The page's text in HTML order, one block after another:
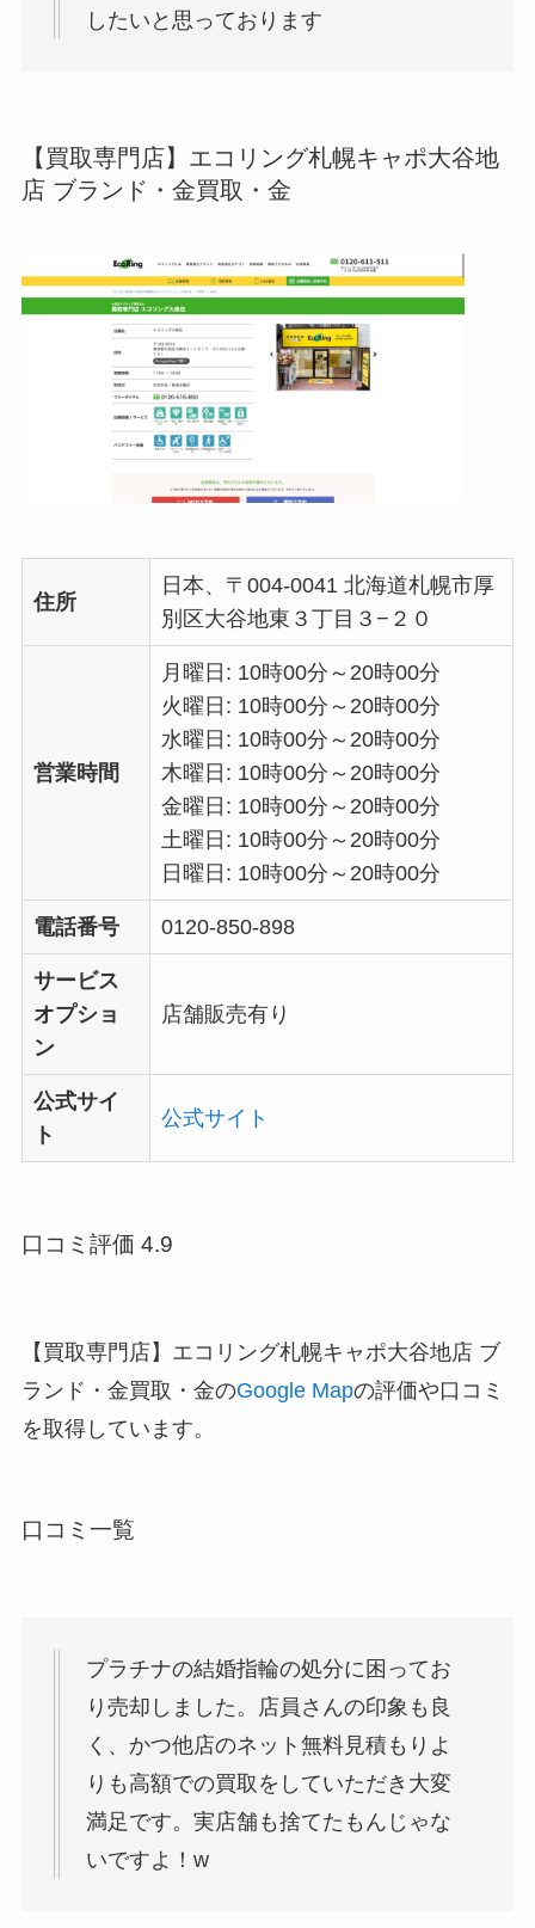
したいと思っております
【買取専門店】エコリング札幌キャポ大谷地
店 ブランド・金買取・金
住所
日本、〒004-0041 北海道札幌市厚
別区大谷地東３丁目３−２０
営業時間
月曜日: 10時00分～20時00分
火曜日: 10時00分～20時00分
水曜日: 10時00分～20時00分
木曜日: 10時00分～20時00分
金曜日: 10時00分～20時00分
土曜日: 10時00分～20時00分
日曜日: 10時00分～20時00分
電話番号 0120-850-898
サービス
オプショ
ン
店舗販売有り
公式サイ
ト
公式サイト
口コミ評価 4.9
【買取専門店】エコリング札幌キャポ大谷地店 ブ
ランド・金買取・金のGoogle Mapの評価や口コミ
を取得しています。
口コミ一覧
プラチナの結婚指輪の処分に困ってお
り売却しました。店員さんの印象も良
く、かつ他店のネット無料見積もりよ
りも高額での買取をしていただき大変
満足です。実店舗も捨てたもんじゃな
いですよ！w